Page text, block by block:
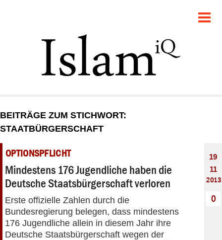
GESELLSCHAFT
STARTSEITE
RECHT
DEBATTE
PANORAMA
BEITRÄGE ZUM STICHWORT:
STAATBÜRGERSCHAFT
OPTIONSPFLICHT
Mindestens 176 Jugendliche haben die
Deutsche Staatsbürgerschaft verloren
Erste offizielle Zahlen durch die
Bundesregierung belegen, dass mindestens
176 Jugendliche allein in diesem Jahr ihre
Deutsche Staatsbürgerschaft wegen der
19
11
2013
0